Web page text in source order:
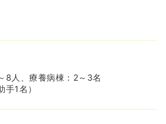
8人、療養病棟：2～3名
1名）